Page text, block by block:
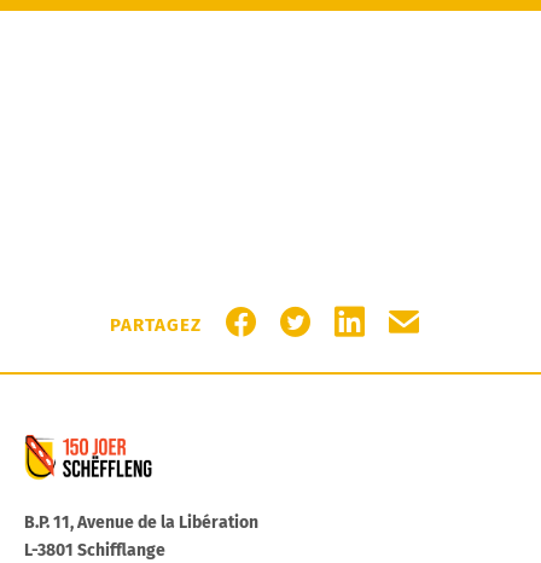
PARTAGEZ
PARTAGER SUR FACEBOOK
PARTAGER SUR TWITTER
PARTAGER SUR
PARTAGER
B.P. 11, Avenue de la Libération
L-3801 Schifflange